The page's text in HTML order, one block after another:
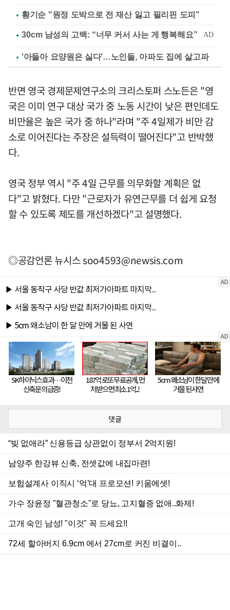
황기순 "원정 도박으로 전 재산 잃고 필리핀 도피"
'아들아 요양원은 싫다'…노인들, 아파도 집에 살고파
반면 영국 경제문제연구소의 크리스토퍼 스노든은 "영
국은 이미 연구 대상 국가 중 노동 시간이 낮은 편인데도
비만율은 높은 국가 중 하나"라며 "주 4일제가 비만 감
소로 이어진다는 주장은 설득력이 떨어진다"고 반박했
다.
영국 정부 역시 "주 4일 근무를 의무화할 계획은 없
다"고 밝혔다. 다만 "근로자가 유연근무를 더 쉽게 요청
할 수 있도록 제도를 개선하겠다"고 설명했다.
◎공감언론 뉴시스soo4593@newsis.com
댓글